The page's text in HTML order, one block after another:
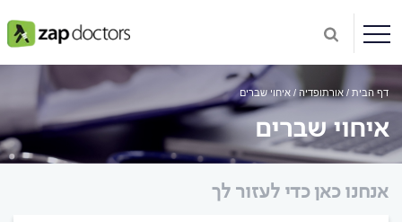
דף הבית אורתופדיה איחוי שברים
איחוי שברים
אנחנו כאן כדי לעזור לך